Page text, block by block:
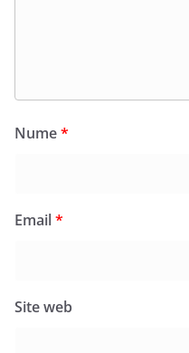
Nume*
Email*
Site web